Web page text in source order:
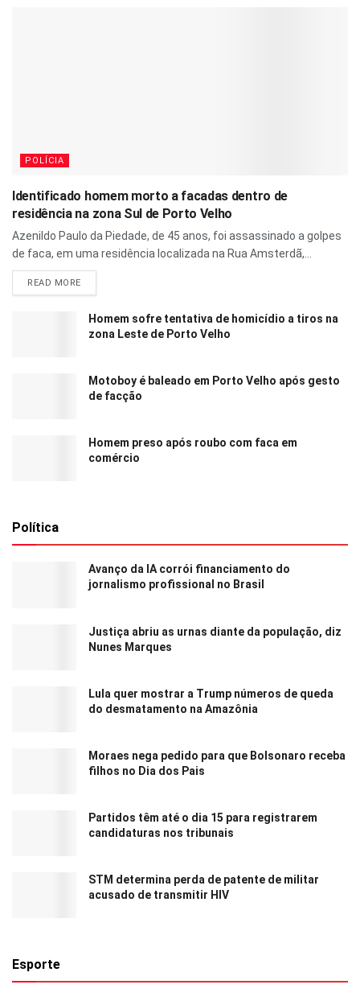
POLÍCIA
Identificado homem morto a facadas dentro de
residência na zona Sul de Porto Velho
Azenildo Paulo da Piedade, de 45 anos, foi assassinado a golpes
de faca, em uma residência localizada na Rua Amsterdã,...
READ MORE
Homem sofre tentativa de homicídio a tiros na
zona Leste de Porto Velho
Motoboy é baleado em Porto Velho após gesto
de facção
Homem preso após roubo com faca em
comércio
Política
Avanço da IA corrói financiamento do
jornalismo profissional no Brasil
Justiça abriu as urnas diante da população, diz
Nunes Marques
Lula quer mostrar a Trump números de queda
do desmatamento na Amazônia
Moraes nega pedido para que Bolsonaro receba
filhos no Dia dos Pais
Partidos têm até o dia 15 para registrarem
candidaturas nos tribunais
STM determina perda de patente de militar
acusado de transmitir HIV
Esporte